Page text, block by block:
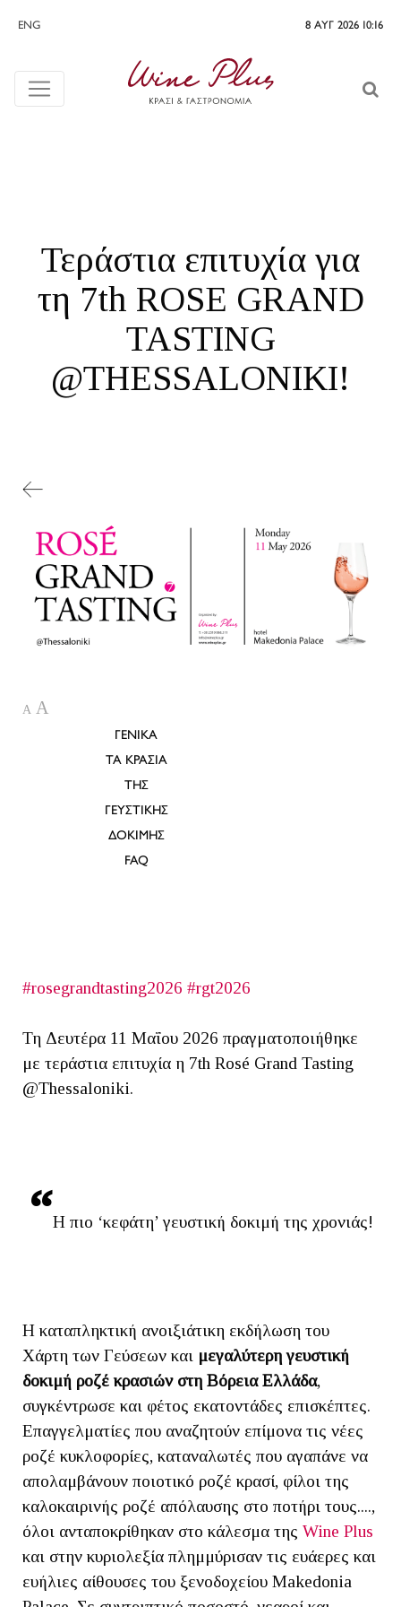
ENG 8 ΑΥΓ 2026 10:16
Τεράστια επιτυχία για
τη 7th ROSE GRAND
TASTING
@THESSALONIKI!
A A
ΓΕΝΙΚΑ
ΤΑ ΚΡΑΣΙΑ
ΤΗΣ
ΓΕΥΣΤΙΚΗΣ
ΔΟΚΙΜΗΣ
FAQ
#rosegrandtasting2026 #rgt2026
Τη Δευτέρα 11 Μαΐου 2026 πραγματοποιήθηκε
με τεράστια επιτυχία η 7th Rosé Grand Tasting
@Thessaloniki.
H πιο ‘κεφάτη’ γευστική δοκιμή της χρονιάς!
Η καταπληκτική ανοιξιάτικη εκδήλωση του
Χάρτη των Γεύσεων και μεγαλύτερη γευστική
δοκιμή ροζέ κρασιών στη Βόρεια Ελλάδα,
συγκέντρωσε και φέτος εκατοντάδες επισκέπτες.
Επαγγελματίες που αναζητούν επίμονα τις νέες
ροζέ κυκλοφορίες, καταναλωτές που αγαπάνε να
απολαμβάνουν ποιοτικό ροζέ κρασί, φίλοι της
καλοκαιρινής ροζέ απόλαυσης στο ποτήρι τους....,
όλοι ανταποκρίθηκαν στο κάλεσμα της Wine Plus
και στην κυριολεξία πλημμύρισαν τις ευάερες και
ευήλιες αίθουσες του ξενοδοχείου Makedonia